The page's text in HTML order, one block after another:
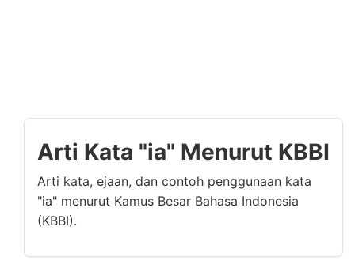
Arti Kata "ia" Menurut KBBI
Arti kata, ejaan, dan contoh penggunaan kata
"ia" menurut Kamus Besar Bahasa Indonesia
(KBBI).